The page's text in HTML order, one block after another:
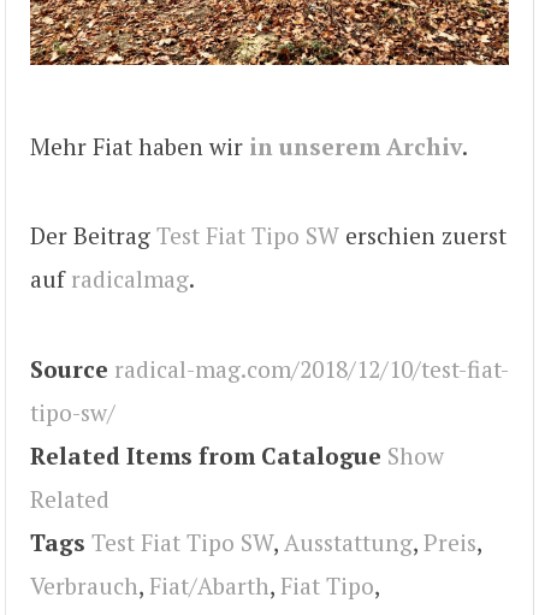
Mehr Fiat haben wir in unserem Archiv.
Der Beitrag Test Fiat Tipo SW erschien zuerst
auf radicalmag.
Source radical-mag.com/2018/12/10/test-fiat-
tipo-sw/
Related Items from Catalogue Show
Related
Tags Test Fiat Tipo SW, Ausstattung, Preis,
Verbrauch, Fiat/Abarth, Fiat Tipo,